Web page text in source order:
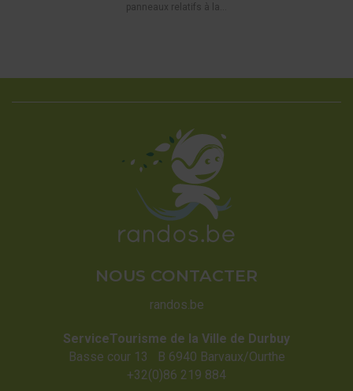
panneaux relatifs à la...
NOUS CONTACTER
randos.be
ServiceTourisme de la Ville de Durbuy
Basse cour 13 B 6940 Barvaux/Ourthe
+32(0)86 219 884